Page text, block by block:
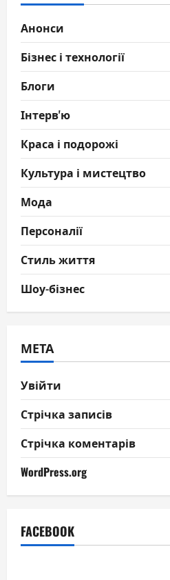
Анонси
Бізнес і технології
Блоги
Інтерв'ю
Краса і подорожі
Культура і мистецтво
Мода
Персоналії
Стиль життя
Шоу-бізнес
МЕТА
Увійти
Стрічка записів
Стрічка коментарів
WordPress.org
FACEBOOK